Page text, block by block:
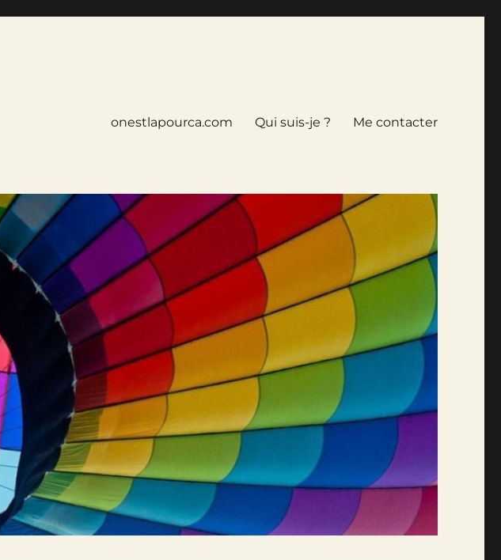
onestlapourca.com Qui suis-je ? Me contacter